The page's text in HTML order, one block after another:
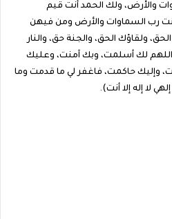
والأرض، ولك الحمد أنت قيم
رب السماوات والأرض ومن فيهن
ولقاؤك الحق، والجنة حق، والنار
لك أسلمت، وبك آمنت، وعليك
وإليك حاكمت، فاغفر لي ما قدمت وما
لا إله إلا أنت).